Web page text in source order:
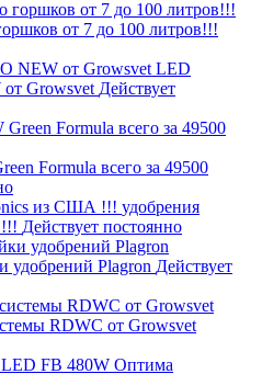
от 7 до 100 литров!!!
LED
Growsvet Действует
Formula всего за 49500
удобрения
Действует постоянно
удобрений Plagron Действует
RDWC от Growsvet